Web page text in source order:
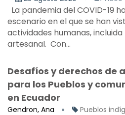
La pandemia del COVID-19
escenario en el que se han
actividades humanas,
artesanal. Con...
Desafíos y derechos de
para los Pueblos y
en Ecuador
Gendron, Ana
Pueblos